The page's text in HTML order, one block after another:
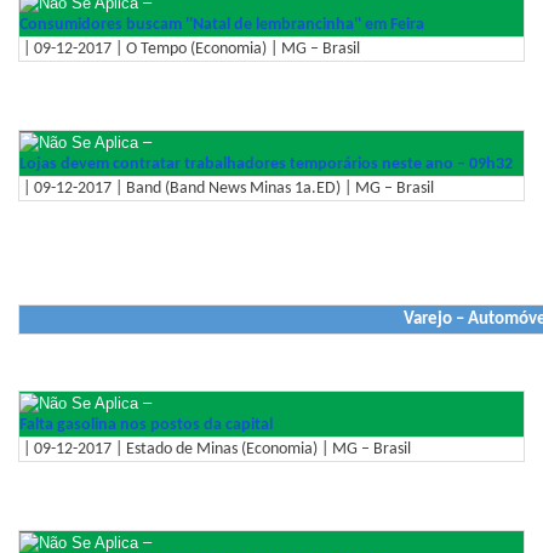
Consumidores buscam ''Natal de lembrancinha'' em Feira
| 09-12-2017 | O Tempo (Economia) | MG – Brasil
–
Lojas devem contratar trabalhadores temporários neste ano – 09h32
| 09-12-2017 | Band (Band News Minas 1a.ED) | MG – Brasil
Varejo –
–
Falta gasolina nos postos da capital
| 09-12-2017 | Estado de Minas (Economia) | MG – Brasil
–